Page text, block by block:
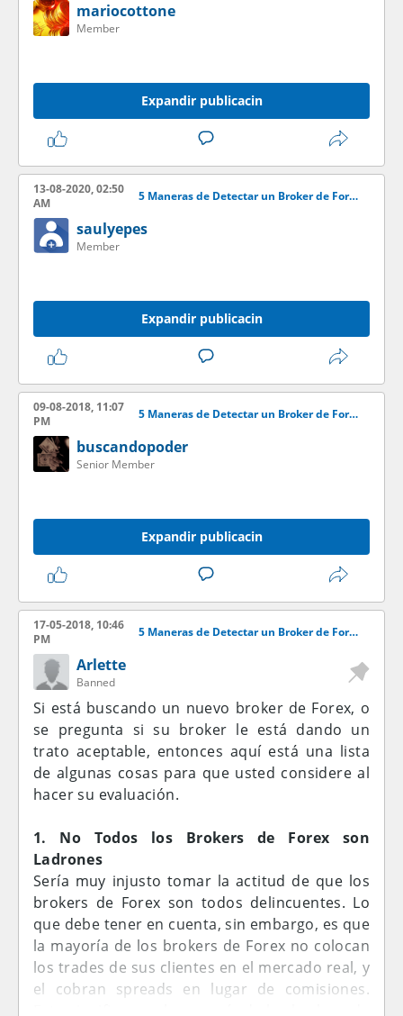
mariocottone
Member
Expandir publicacin
13-08-2020, 02:50
AM
5 Maneras de Detectar un Broker de Forex Estafador
saulyepes
Member
Expandir publicacin
09-08-2018, 11:07
PM
5 Maneras de Detectar un Broker de Forex Estafador
buscandopoder
Senior Member
Expandir publicacin
17-05-2018, 10:46
PM
5 Maneras de Detectar un Broker de Forex Estafador
Arlette
Banned
Si está buscando un nuevo broker de Forex, o
se pregunta si su broker le está dando un
trato aceptable, entonces aquí está una lista
de algunas cosas para que usted considere al
hacer su evaluación.
1. No Todos los Brokers de Forex son
Ladrones
Sería muy injusto tomar la actitud de que los
brokers de Forex son todos delincuentes. Lo
que debe tener en cuenta, sin embargo, es que
la mayoría de los brokers de Forex no colocan
los trades de sus clientes en el mercado real, y
el cobran spreads en lugar de comisiones.